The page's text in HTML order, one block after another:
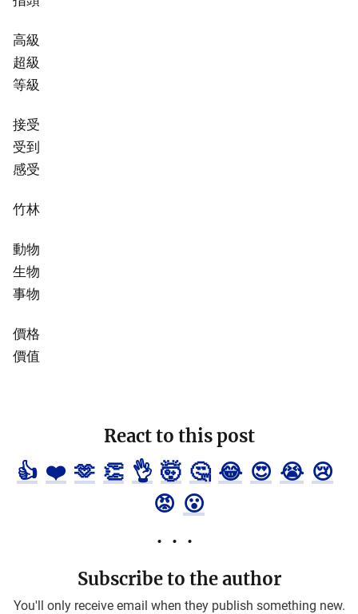
高級
超級
等級
接受
受到
感受
竹林
動物
生物
事物
價格
價值
React to this post
👍 ❤️ 🫶 👏 👌 🤯 🤔 😂 😍 😭 😢
😡 😮
Subscribe to the author
You'll only receive email when they publish something new.